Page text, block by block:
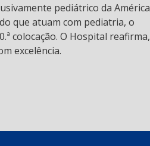
pediátrico da América
que atuam com pediatria, o
colocação. O Hospital reafirma,
excelência.